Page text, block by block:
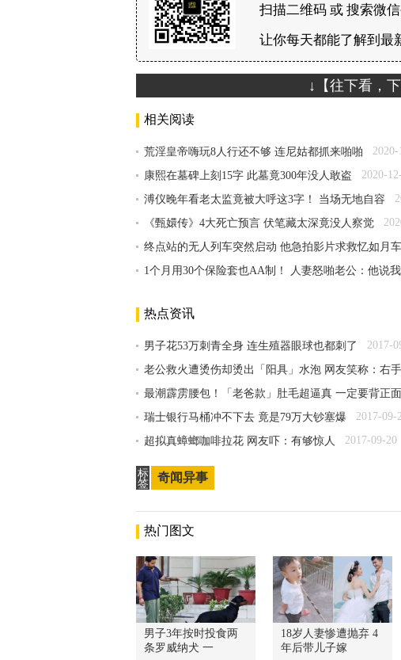
扫描二维码 或 搜索微
让你每天都能了解到最
↓【往下看，
相关阅读
荒淫皇帝嗨玩8人行还不够 连尼姑都抓来啪啪 2020-
康熙在墓碑上刻15字 此墓竟300年没人敢盗 2020-
溥仪晚年看老太监竟被大呼这3字！ 当场无地自容
《甄嬛传》4大死亡预言 伏笔藏太深竟没人察觉
终点站的无人列车突然启动 他急拍影片求救忆如月
1个月用30个保险套也AA制！ 人妻怒啪老公：他说
热点资讯
男子花53万刺青全身 连生殖器眼球也都刺了 2017-
老公救火遭烫伤却烫出「阳具」水泡 网友笑称：右
最潮霹雳腰包！「老爸款」肚毛超逼真 一定要背正
瑞士银行马桶冲不下去 竟是79万大钞塞爆 2017-09-
超拟真蟑螂咖啡拉花 网友吓：有够惊人 2017-09-20
标
签
奇闻异事
热门图文
男子3年按时投食两
条罗威纳犬 一
18岁人妻惨遭抛弃 4
年后带儿子嫁